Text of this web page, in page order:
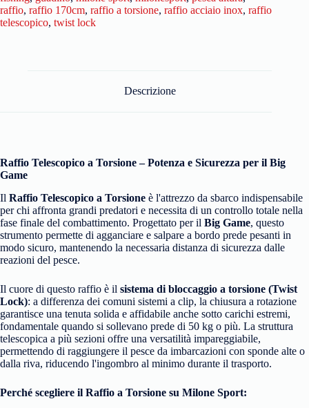
raffio, raffio 170cm, raffio a torsione, raffio acciaio inox, raffio
telescopico, twist lock
Descrizione
Raffio Telescopico a Torsione – Potenza e Sicurezza per il Big
Game
Il Raffio Telescopico a Torsione è l'attrezzo da sbarco indispensabile
per chi affronta grandi predatori e necessita di un controllo totale nella
fase finale del combattimento. Progettato per il Big Game, questo
strumento permette di agganciare e salpare a bordo prede pesanti in
modo sicuro, mantenendo la necessaria distanza di sicurezza dalle
reazioni del pesce.
Il cuore di questo raffio è il sistema di bloccaggio a torsione (Twist
Lock): a differenza dei comuni sistemi a clip, la chiusura a rotazione
garantisce una tenuta solida e affidabile anche sotto carichi estremi,
fondamentale quando si sollevano prede di 50 kg o più. La struttura
telescopica a più sezioni offre una versatilità impareggiabile,
permettendo di raggiungere il pesce da imbarcazioni con sponde alte o
dalla riva, riducendo l'ingombro al minimo durante il trasporto.
Perché scegliere il Raffio a Torsione su Milone Sport: